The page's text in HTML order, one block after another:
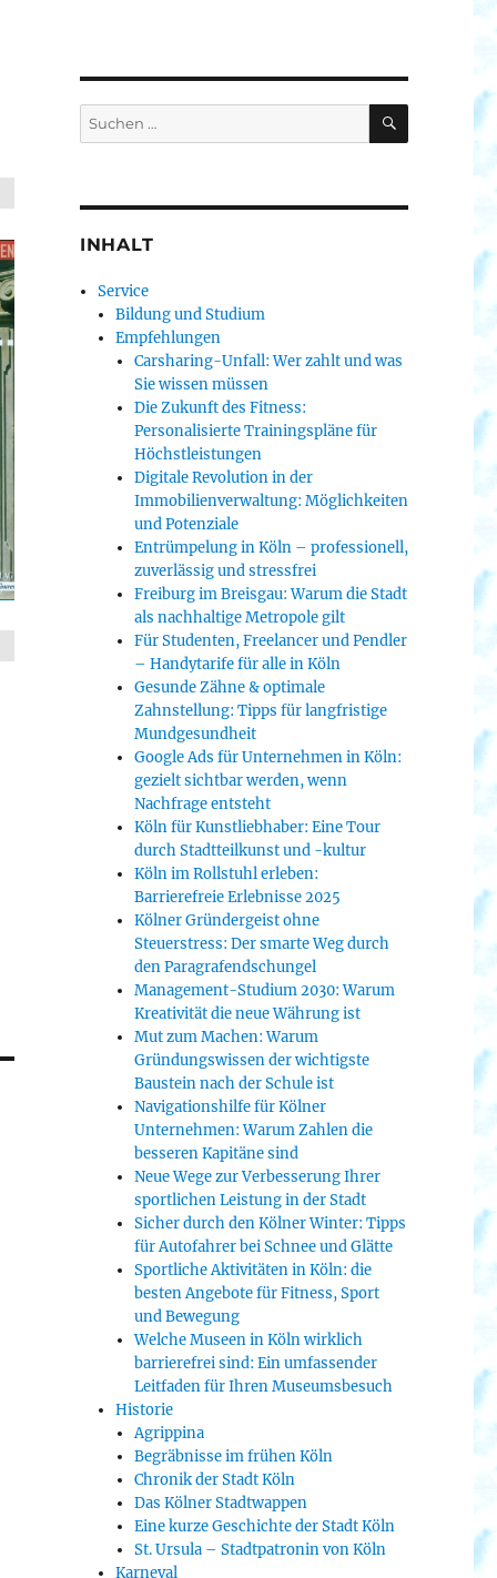
Suche
nach:
SUCHEN
INHALT
Service
Bildung und Studium
Empfehlungen
Carsharing-Unfall: Wer zahlt und was
Sie wissen müssen
Die Zukunft des Fitness:
Personalisierte Trainingspläne für
Höchstleistungen
Digitale Revolution in der
Immobilienverwaltung: Möglichkeiten
und Potenziale
Entrümpelung in Köln – professionell,
zuverlässig und stressfrei
Freiburg im Breisgau: Warum die Stadt
als nachhaltige Metropole gilt
Für Studenten, Freelancer und Pendler
– Handytarife für alle in Köln
Gesunde Zähne & optimale
Zahnstellung: Tipps für langfristige
Mundgesundheit
Google Ads für Unternehmen in Köln:
gezielt sichtbar werden, wenn
Nachfrage entsteht
Köln für Kunstliebhaber: Eine Tour
durch Stadtteilkunst und -kultur
Köln im Rollstuhl erleben:
Barrierefreie Erlebnisse 2025
Kölner Gründergeist ohne
Steuerstress: Der smarte Weg durch
den Paragrafendschungel
Management-Studium 2030: Warum
Kreativität die neue Währung ist
Mut zum Machen: Warum
Gründungswissen der wichtigste
Baustein nach der Schule ist
Navigationshilfe für Kölner
Unternehmen: Warum Zahlen die
besseren Kapitäne sind
Neue Wege zur Verbesserung Ihrer
sportlichen Leistung in der Stadt
Sicher durch den Kölner Winter: Tipps
für Autofahrer bei Schnee und Glätte
Sportliche Aktivitäten in Köln: die
besten Angebote für Fitness, Sport
und Bewegung
Welche Museen in Köln wirklich
barrierefrei sind: Ein umfassender
Leitfaden für Ihren Museumsbesuch
Historie
Agrippina
Begräbnisse im frühen Köln
Chronik der Stadt Köln
Das Kölner Stadtwappen
Eine kurze Geschichte der Stadt Köln
St. Ursula – Stadtpatronin von Köln
Karneval